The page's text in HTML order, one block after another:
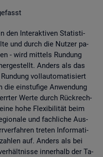
den In­ter­ak­ti­ven Sta­tis­ti­
und durch die Nut­zer pa­
- wird mit­tels Run­dung
An­ders als das
voll­au­to­ma­ti­siert
die ein­stu­fi­ge An­wen­dung
Werte durch Rück­rech­
hohe Fle­xi­bi­li­tät beim
und fach­li­che Aus­
tre­ten In­for­ma­ti­
auf. An­ders als bei
in­ner­halb der Ta­